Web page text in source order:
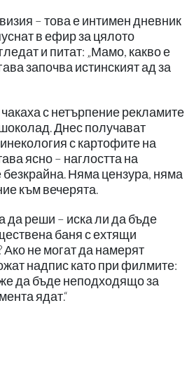
– това е интимен дневник
в ефир за цялото
и питат: „Мамо, какво е
започва истинският ад за
с нетърпение рекламите
Днес получават
с картофите на
ясно – наглостта на
Няма цензура, няма
към вечерята.
да реши – иска ли да бъде
баня с ехтящи
не могат да намерят
надпис като при филмите:
да бъде неподходящо за
ядат.“